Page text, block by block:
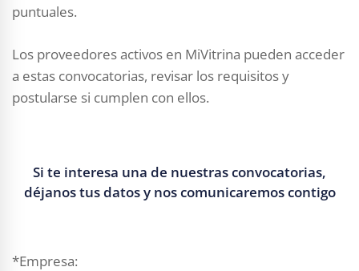
puntuales.
Los proveedores activos en MiVitrina pueden acceder
a estas convocatorias, revisar los requisitos y
postularse si cumplen con ellos.
Si te interesa una de nuestras convocatorias,
déjanos tus datos y nos comunicaremos contigo
*Empresa: